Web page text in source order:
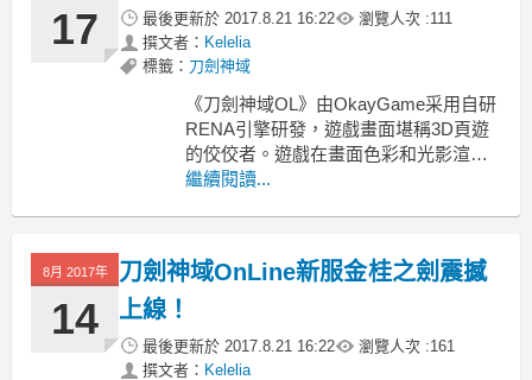
酷炫的打
17 最後更新於 2017.8.21 16:22 瀏覽人次 :111
撰文者： Kelelia
標籤： 刀劍神域
《刀劍神域OL》由OkayGame采用自研
RENA引擎研發，遊戲畫面堪稱3D頁遊
的佼佼者。遊戲在畫面色彩和光影渲染
方面都有著出色的表現，場景陰影與景
高質量的角色建模，人物的頭發、皮膚
質感細膩，邊緣也無鋸齒，衣物的紋理
繼續閱讀...
8月 2017年
14
刀劍神域OnLine新服金桂之劍震撼
上線！
最後更新於 2017.8.21 16:22 瀏覽人次 :161
撰文者： Kelelia